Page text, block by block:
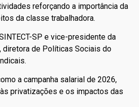
reforçando a importância da
da classe trabalhadora.
SP e vice-presidente da
diretora de Políticas Sociais do
a campanha salarial de 2026,
privatizações e os impactos das